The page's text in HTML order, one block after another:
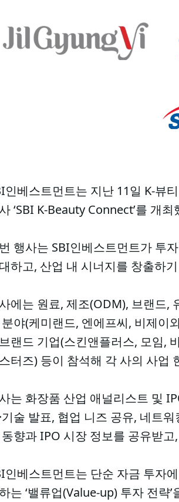
인베스트먼트는 지난 11일 K-뷰
‘SBI K-Beauty Connect’를 개
행사는 SBI인베스트먼트가 투
하고, 산업 내 시너지를 창출하
에는 원료, 제조(ODM), 브랜드,
야(케미랜드, 엔에프씨, 비제
랜드 기업(스킨앤플러스, 모임,
터즈) 등이 참석해 각 사의 사업
는 화장품 산업 애널리스트 및
기술 발표, 협업 니즈 공유, 네트
향과 IPO 시장 정보를 공유받
인베스트먼트는 단순 자금 투자
는 ‘밸류업(Value-up) 투자 전략